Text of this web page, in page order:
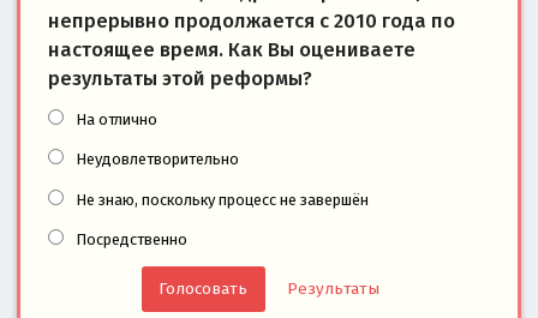
непрерывно продолжается с 2010 года по
настоящее время. Как Вы оцениваете
результаты этой реформы?
На отлично
Неудовлетворительно
Не знаю, поскольку процесс не завершён
Посредственно
Результаты